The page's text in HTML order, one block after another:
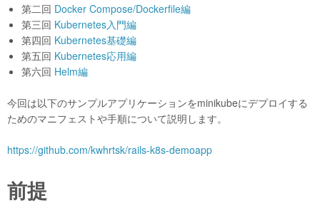
第二回 Docker Compose/Dockerfile編
第三回 Kubernetes入門編
第四回 Kubernetes基礎編
第五回 Kubernetes応用編
第六回 Helm編
今回は以下のサンプルアプリケーションをminikubeにデプロイする
ためのマニフェストや手順について説明します。
https://github.com/kwhrtsk/rails-k8s-demoapp
前提